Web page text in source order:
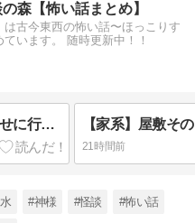
森【怖い話まとめ】
古今東西の怖い話〜ほっこりす
います。 随時更新中！！
【不思議系】あの日、待ち合わせに行っていたら私は消えていた
21時間前
#神様 #怪談 #怖い話